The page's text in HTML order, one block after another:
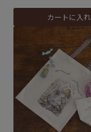
カートに入